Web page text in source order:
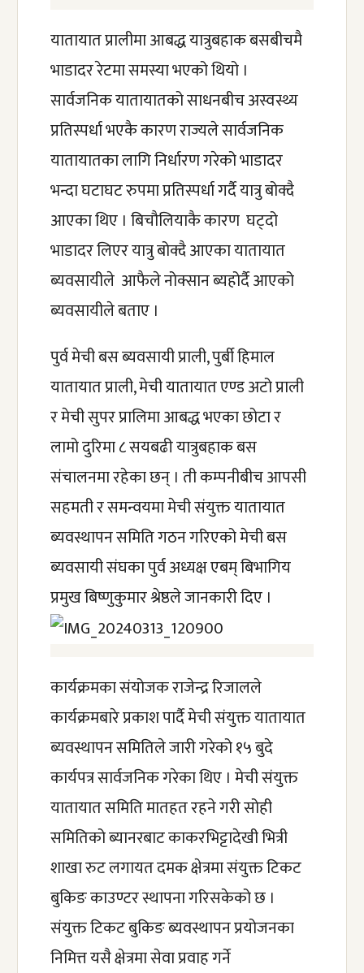
यातायात प्रालीमा आबद्ध यात्रुबहाक बसबीचमै
भाडादर रेटमा समस्या भएको थियो ।
सार्वजनिक यातायातको साधनबीच अस्वस्थ्य
प्रतिस्पर्धा भएकै कारण राज्यले सार्वजनिक
यातायातका लागि निर्धारण गरेको भाडादर
भन्दा घटाघट रुपमा प्रतिस्पर्धा गर्दै यात्रु बोक्दै
आएका थिए । बिचौलियाकै कारण  घट्दो
भाडादर लिएर यात्रु बोक्दै आएका यातायात
ब्यवसायीले  आफैले नोक्सान ब्यहोर्दै आएको
ब्यवसायीले बताए ।
पुर्व मेची बस ब्यवसायी प्राली, पुर्बी हिमाल
यातायात प्राली, मेची यातायात एण्ड अटो प्राली
र मेची सुपर प्रालिमा आबद्ध भएका छोटा र
लामो दुरिमा ८ सयबढी यात्रुबहाक बस
संचालनमा रहेका छन् । ती कम्पनीबीच आपसी
सहमती र समन्वयमा मेची संयुक्त यातायात
ब्यवस्थापन समिति गठन गरिएको मेची बस
ब्यवसायी संघका पुर्व अध्यक्ष एबम् बिभागिय
प्रमुख बिष्णुकुमार श्रेष्ठले जानकारी दिए ।
कार्यक्रमका संयोजक राजेन्द्र रिजालले
कार्यक्रमबारे प्रकाश पार्दै मेची संयुक्त यातायात
ब्यवस्थापन समितिले जारी गरेको १५ बुदे
कार्यपत्र सार्वजनिक गरेका थिए । मेची संयुक्त
यातायात समिति मातहत रहने गरी सोही
समितिको ब्यानरबाट काकरभिट्टादेखी भित्री
शाखा रुट लगायत दमक क्षेत्रमा संयुक्त टिकट
बुकिङ काउण्टर स्थापना गरिसकेको छ ।
संयुक्त टिकट बुकिङ ब्यवस्थापन प्रयोजनका
निमित्त यसै क्षेत्रमा सेवा प्रवाह गर्ने